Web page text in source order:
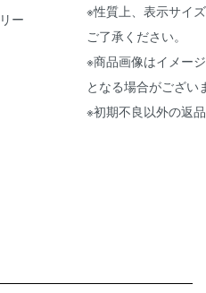
※性質上、表示サイ
ご了承ください。
※商品画像はイメー
となる場合がござい
※初期不良以外の返
ー